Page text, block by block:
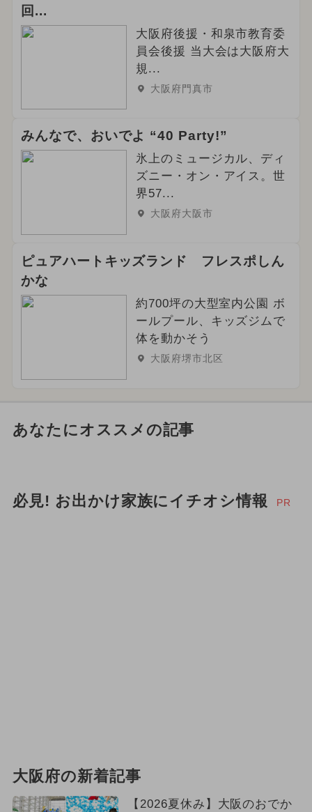
回...
大阪府後援・和泉市教育委
員会後援 当大会は大阪府大
規...
大阪府門真市
みんなで、おいでよ “40 Party!”
氷上のミュージカル、ディ
ズニー・オン・アイス。世
界57...
大阪府大阪市
ピュアハートキッズランド フレスポしん
かな
約700坪の大型室内公園 ボ
ールプール、キッズジムで
体を動かそう
大阪府堺市北区
あなたにオススメの記事
必見! お出かけ家族にイチオシ情報 PR
大阪府の新着記事
【2026夏休み】大阪のおでか